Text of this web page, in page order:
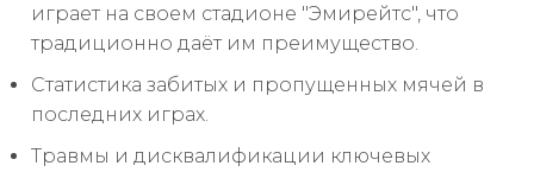
играет на своем стадионе "Эмирейтс", что
традиционно даёт им преимущество.
Статистика забитых и пропущенных мячей в
последних играх.
Травмы и дисквалификации ключевых